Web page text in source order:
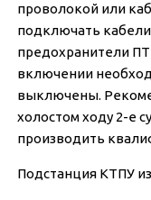
проволокой или
подключать
предохранители
включении
выключены.
холостом ходу 2-е
производить
Подстанция КТПУ